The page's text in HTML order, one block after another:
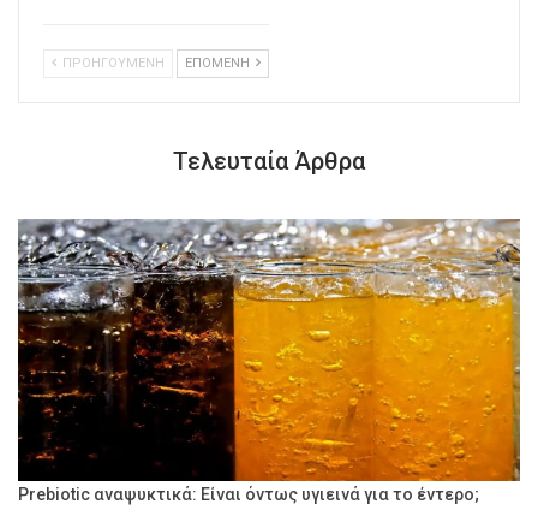
ΠΡΟΗΓΟΥΜΕΝΗ ΕΠΟΜΕΝΗ
Τελευταία Άρθρα
Prebiotic αναψυκτικά: Είναι όντως υγιεινά για το έντερο;